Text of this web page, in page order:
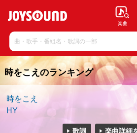
楽曲
時をこえのランキング
時をこえ
HY
歌詞 楽曲詳細